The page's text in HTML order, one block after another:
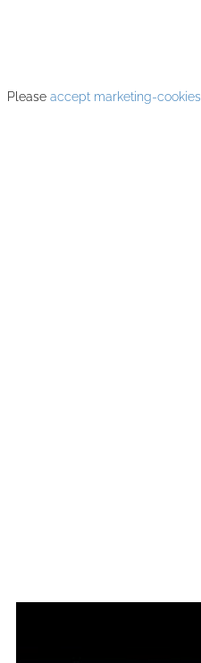
Please accept marketing-cookies